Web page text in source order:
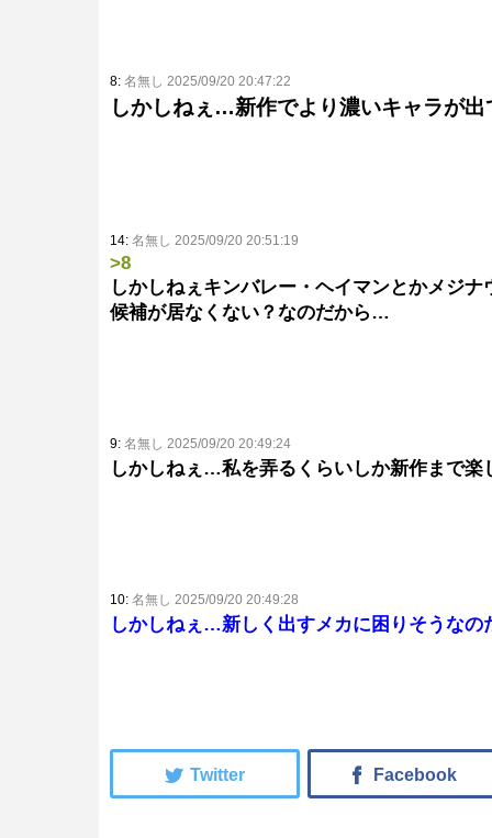
8: 名無し 2025/09/20 20:47:22
しかしねぇ…新作でより濃いキャラが
14: 名無し 2025/09/20 20:51:19
>8
しかしねぇキンバレー・ヘイマンとかメジ
候補が居なくない？なのだから…
9: 名無し 2025/09/20 20:49:24
しかしねぇ…私を弄るくらいしか新作まで
10: 名無し 2025/09/20 20:49:28
しかしねぇ…新しく出すメカに困りそうな